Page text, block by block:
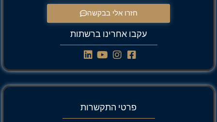
חזרו אלי בבקשה
עקבו אחרינו ברשתות
פרטי התקשרות